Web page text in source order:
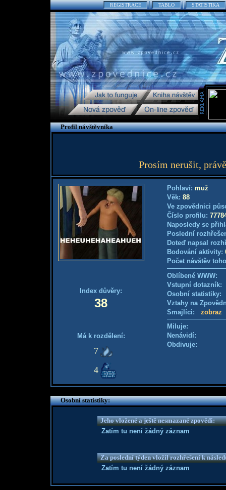
REGISTRACE TABLO STATISTIKA
Profil návštěvníka
Prosím nerušit,
Index důvěry:
38
Má k rozdělení:
7
4
Pohlaví: muž
Věk: 88
Ve zpovědnici
Číslo profilu:
Naposledy se
Poslední
Doteď napsal
Bodování aktivity:
Počet návštěv
Oblíbené WWW:
Vstupní
Osobní
Vztahy na
Smajlíci: zobraz
Miluje:
Nenávidí:
Obdivuje:
Osobní statistiky:
Jeho vložené a ještě nesmazané zpovědi:
Zatím tu není žádný záznam
Za poslední týden vložil rozhřešení k
Zatím tu není žádný záznam